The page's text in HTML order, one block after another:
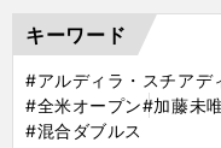
キーワード
#アルディラ・スチアデ
#全米オープン#加藤未
#混合ダブルス